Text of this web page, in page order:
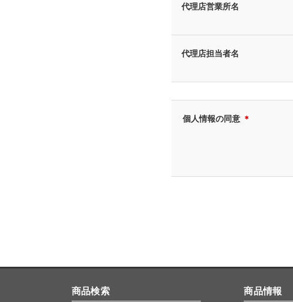
代理店営業所名
代理店担当者名
個人情報の同意 ＊
商品検索 商品情報